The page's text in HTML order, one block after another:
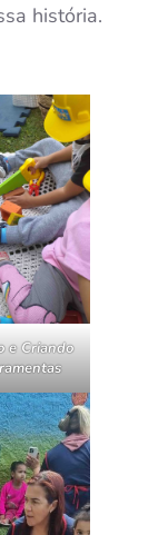
história.
e Criando